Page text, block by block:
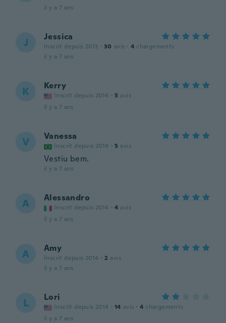
il y a 7 ans
J Jessica
Inscrit depuis 2013 · 30 avis · 4 chargements
il y a 7 ans
K Kerry
Inscrit depuis 2014 · 5 avis
il y a 7 ans
V Vanessa
Inscrit depuis 2014 · 5 avis
Vestiu bem.
il y a 7 ans
A Alessandro
Inscrit depuis 2014 · 4 avis
il y a 7 ans
A Amy
Inscrit depuis 2014 · 2 avis
il y a 7 ans
L Lori
Inscrit depuis 2014 · 14 avis · 4 chargements
il y a 7 ans